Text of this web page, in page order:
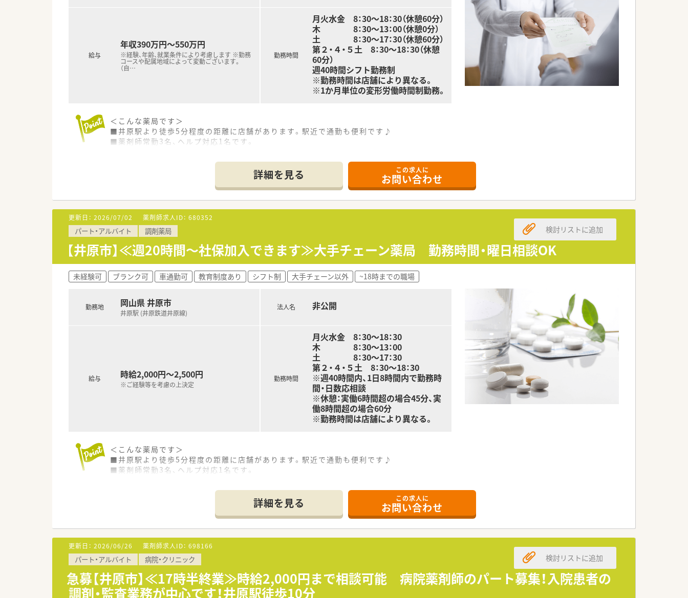
給与
年収390万円～550万円
※経験、年齢、就業条件により考慮します ※勤務
コースや配属地域によって変動ございます。
（自…
勤務時間
月火水金 8：30～18：30（休憩60分）
木 8：30～13：00（休憩0分）
土 8：30〜17：30（休憩60分）
第２・４・５土 8：30〜18：30（休憩
60分）
週40時間シフト勤務制
※勤務時間は店舗により異なる。
※1か月単位の変形労働時間制勤務。
＜こんな薬局です＞
■井原駅より徒歩5分程度の距離に店舗があります。駅近で通勤も便利です♪
■薬剤師常勤3名、ヘルプ対応1名です。
■近隣の医院より内科や小児科、皮膚科、糖尿病内科など幅広い処方を応需しています。
■処方箋枚数は約120～130枚/日です。
＜研修制度＞
■基本は配属店舗での OJT研修です。必要に応じて職種別・階層別の研修に参加して頂きます。
■未経験者やブランクの長い方については各種勉強会や集合研修にご参加頂いておりますのでご安心ください。
＜法人特徴＞
■東証プライム上場スズケングループの地場大手チェーン薬局です。
■1982年の創業以来、人々が笑顔になれる薬局を目指して地域の医療貢献に取り組み、中国エリアに116店舗の薬局を展開する法人で
す。
■全ての患者様が同等かつ上質な医療を受けることができるよう、笑顔をキーワードに患者様の為に何ができるかを常に考え、日々の業
■しっかりと基盤を固め、まずは保険薬局として患者さんに寄り添って服薬指導を行う「かかりつけ薬局」になること。その上で健康に
関する相談窓口として地域の皆様の主体的な健康の維持・増進を積極的に支援する「健康サポート薬局」を目指し、さらに病院や介護施設
■調剤事業にとどまらず、セルフメディケーションの推進・健康拠点として情報の発信や健康イベント開催などの取り組みを行っていま
■無菌調剤対応薬局の設置や関連会社の介護サービス事業を展開するサンキ・ウエルビィ（株）との連携、そして中国地方最大級の店舗網
を生かし、地域の皆さまが安心して暮らせる街づくりを支援します。
＜こんな方にもおすすめ＞
■キャリアアップを目指す方、自身のスキルを磨きたい方
詳細を見る この求人に
お問い合わせ
更新日： 2026/07/02 薬剤師求人ID： 680352
パート・アルバイト 調剤薬局
【井原市】≪週20時間～社保加入できます≫大手チェーン薬局 勤務時間・曜日相談OK
検討リストに追加
未経験可 ブランク可 車通勤可 教育制度あり シフト制 大手チェーン以外 ~18時までの職場
勤務地 岡山県 井原市
井原駅 (井原鉄道井原線)
給与 時給2,000円～2,500円
※ご経験等を考慮の上決定
法人名 非公開
勤務時間
月火水金 8：30～18：30
木 8：30～13：00
土 8：30〜17：30
第２・４・５土 8：30〜18：30
※週40時間内、1日8時間内で勤務時
間・日数応相談
※休憩：実働6時間超の場合45分、実
働8時間超の場合60分
※勤務時間は店舗により異なる。
＜こんな薬局です＞
■井原駅より徒歩5分程度の距離に店舗があります。駅近で通勤も便利です♪
■薬剤師常勤3名、ヘルプ対応1名です。
■近隣の医院より内科や小児科、皮膚科、糖尿病内科など幅広い処方を応需しています。
■処方箋枚数は約120～130枚/日です。
＜研修制度＞
■基本は配属店舗での OJT研修です。必要に応じて職種別・階層別の研修に参加して頂きます。
■未経験者やブランクの長い方については各種勉強会や集合研修にご参加頂いておりますのでご安心ください。
＜法人特徴＞
■東証プライム上場スズケングループの地場大手チェーン薬局です。
■1982年の創業以来、人々が笑顔になれる薬局を目指して地域の医療貢献に取り組み、中国エリアに116店舗の薬局を展開する法人で
詳細を見る この求人に
お問い合わせ
更新日： 2026/06/26 薬剤師求人ID： 698166
パート・アルバイト 病院・クリニック
急募【井原市】≪17時半終業≫時給2,000円まで相談可能 病院薬剤師のパート募集！入院患者の
調剤・監査業務が中心です！井原駅徒歩10分
検討リストに追加